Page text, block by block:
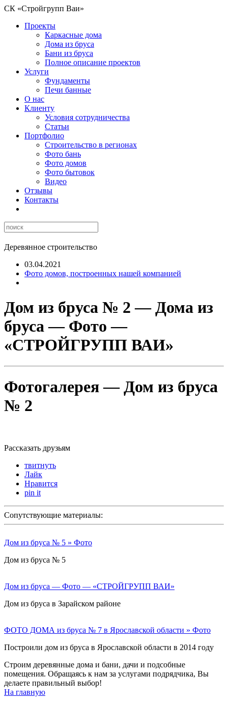
СК «Стройгрупп Ваи»
Проекты
Каркасные дома
Дома из бруса
Бани из бруса
Полное описание проектов
Услуги
Фундаменты
Печи банные
О нас
Клиенту
Условия сотрудничества
Статьи
Портфолио
Строительство в регионах
Фото бань
Фото домов
Фото бытовок
Видео
Отзывы
Контакты
Деревянное строительство
03.04.2021
Фото домов, построенных нашей компанией
Дом из бруса № 2 — Дома из
бруса — Фото —
«СТРОЙГРУПП ВАИ»
Фотогалерея — Дом из бруса
№ 2
Рассказать друзьям
твитнуть
Лайк
Нравится
pin it
Сопутствующие материалы:
Дом из бруса № 5 » Фото
Дом из бруса № 5
Дом из бруса — Фото — «СТРОЙГРУПП ВАИ»
Дом из бруса в Зарайском районе
ФОТО ДОМА из бруса № 7 в Ярославской области » Фото
Построили дом из бруса в Ярославской области в 2014 году
Строим деревянные дома и бани, дачи и подсобные
помещения. Обращаясь к нам за услугами подрядчика, Вы
делаете правильный выбор!
На главную